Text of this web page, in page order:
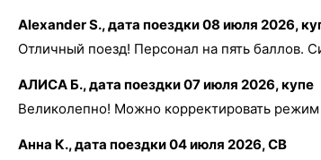
Alexander S., дата поездки 08 июля 2026,
Отличный поезд! Персонал на пять баллов.
АЛИСА Б., дата поездки 07 июля 2026, купе
Великолепно! Можно корректировать
Анна К., дата поездки 04 июля 2026, СВ